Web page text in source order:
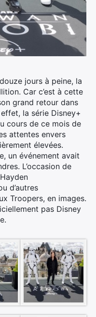
jours à peine, la
Car c’est à cette
grand retour dans
effet, la série Disney+
cours de ce mois de
attentes envers
élevées.
un événement avait
L’occasion de
d’autres
Troopers, en images.
pas Disney